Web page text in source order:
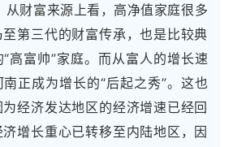
从财富来源上看，高净值家庭很多
第三代的财富传承，也是比较典
高富帅”家庭。而从富人的增长速
正成为增长的“后起之秀”。这也
经济发达地区的经济增速已经回
增长重心已转移至内陆地区，因